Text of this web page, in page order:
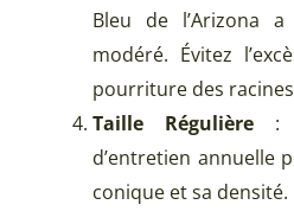
Bleu de l’Arizona
modéré. Évitez
pourriture des
Taille Régulière :
d’entretien annuelle
conique et sa densité.